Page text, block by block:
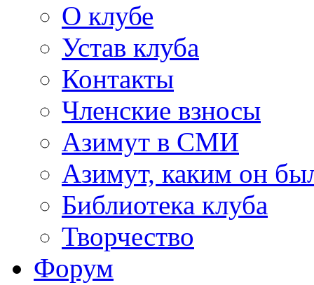
О клубе
Устав клуба
Контакты
Членские взносы
Азимут в СМИ
Азимут, каким он
Библиотека клуба
Творчество
Форум